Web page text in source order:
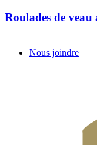
Roulades de
Nous joindre